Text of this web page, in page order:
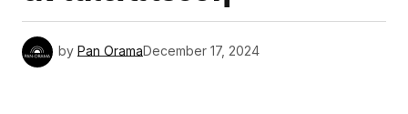
by Pan OramaDecember 17, 2024